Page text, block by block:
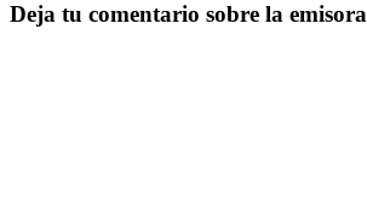
Deja tu comentario sobre la emisora